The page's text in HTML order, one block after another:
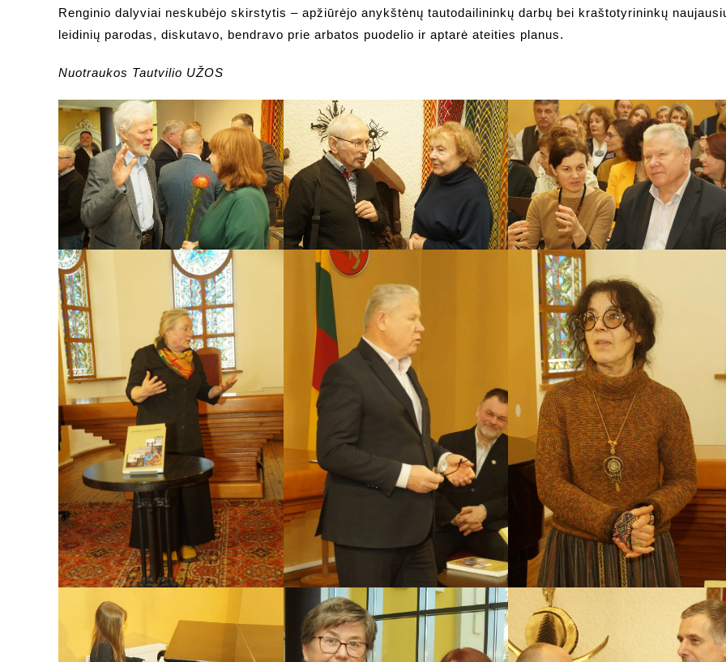
Renginio dalyviai neskubėjo skirstytis – apžiūrėjo anykštėnų tautodailininkų darbų bei kraštotyrininkų
leidinių parodas, diskutavo, bendravo prie arbatos puodelio ir aptarė ateities planus.
Nuotraukos Tautvilio UŽOS